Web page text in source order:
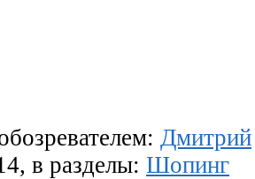
Дмитрий
в разделы: Шопинг